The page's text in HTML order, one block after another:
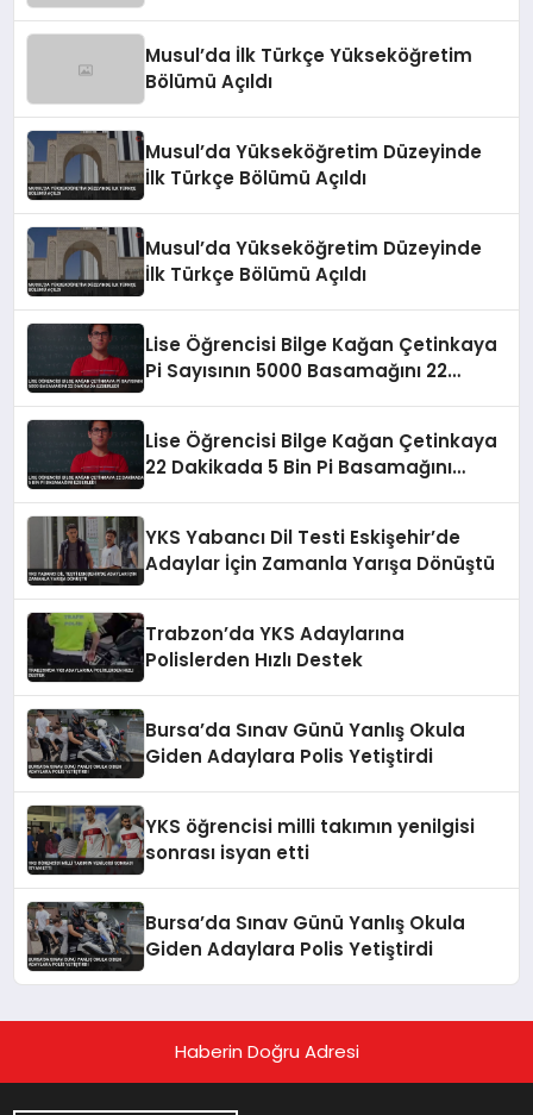
Musul’da İlk Türkçe Yükseköğretim
Bölümü Açıldı
Musul’da Yükseköğretim Düzeyinde
İlk Türkçe Bölümü Açıldı
Musul’da Yükseköğretim Düzeyinde
İlk Türkçe Bölümü Açıldı
Lise Öğrencisi Bilge Kağan Çetinkaya
Pi Sayısının 5000 Basamağını 22
Lise Öğrencisi Bilge Kağan Çetinkaya
22 Dakikada 5 Bin Pi Basamağını
YKS Yabancı Dil Testi Eskişehir’de
Adaylar İçin Zamanla Yarışa Dönüştü
Trabzon’da YKS Adaylarına
Polislerden Hızlı Destek
Bursa’da Sınav Günü Yanlış Okula
Giden Adaylara Polis Yetiştirdi
YKS öğrencisi milli takımın yenilgisi
sonrası isyan etti
Bursa’da Sınav Günü Yanlış Okula
Giden Adaylara Polis Yetiştirdi
Haberin Doğru Adresi